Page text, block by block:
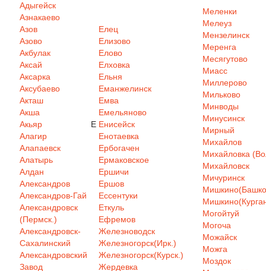
Адыгейск
Азнакаево
Азов
Азово
Акбулак
Аксай
Аксарка
Аксубаево
Акташ
Акша
Акьяр
Алагир
Алапаевск
Алатырь
Алдан
Александров
Александров-Гай
Александровск
(Пермск.)
Александровск-
Сахалинский
Александровский
Завод
Е
Елец
Елизово
Елово
Елховка
Ельня
Еманжелинск
Емва
Емельяново
Енисейск
Енотаевка
Ербогачен
Ермаковское
Ершичи
Ершов
Ессентуки
Еткуль
Ефремов
Железноводск
Железногорск(Ирк.)
Железногорск(Курск.)
Жердевка
Меленки
Мелеуз
Мензелинск
Меренга
Месягутово
Миасс
Миллерово
Мильково
Минводы
Минусинск
Мирный
Михайлов
Михайловка
Михайловск
Мичуринск
Могойтуй
Могоча
Можайск
Можга
Моздок